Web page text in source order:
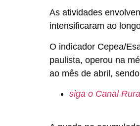
As atividades
intensificaram ao
O indicador Cepea/
paulista, operou na
ao mês de abril,
siga o Canal